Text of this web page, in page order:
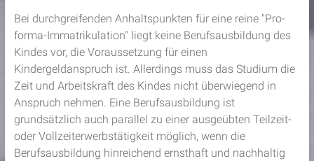
Bei durchgreifenden Anhaltspunkten für eine reine "Pro-
forma-Immatrikulation" liegt keine Berufsausbildung des
Kindes vor, die Voraussetzung für einen
Kindergeldanspruch ist. Allerdings muss das Studium die
Zeit und Arbeitskraft des Kindes nicht überwiegend in
Anspruch nehmen. Eine Berufsausbildung ist
grundsätzlich auch parallel zu einer ausgeübten Teilzeit-
oder Vollzeiterwerbstätigkeit möglich, wenn die
Berufsausbildung hinreichend ernsthaft und nachhaltig